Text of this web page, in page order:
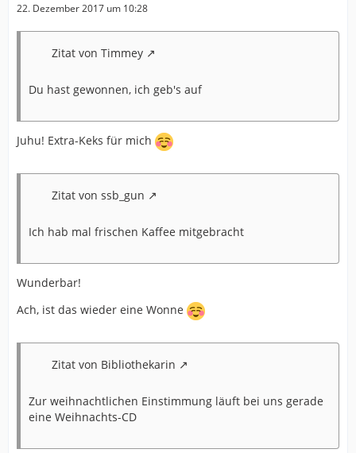
22. Dezember 2017 um 10:28
Zitat von Timmey
Du hast gewonnen, ich geb's auf
Juhu! Extra-Keks für mich
Zitat von ssb_gun
Ich hab mal frischen Kaffee mitgebracht
Wunderbar!
Ach, ist das wieder eine Wonne
Zitat von Bibliothekarin
Zur weihnachtlichen Einstimmung läuft bei uns gerade
eine Weihnachts-CD